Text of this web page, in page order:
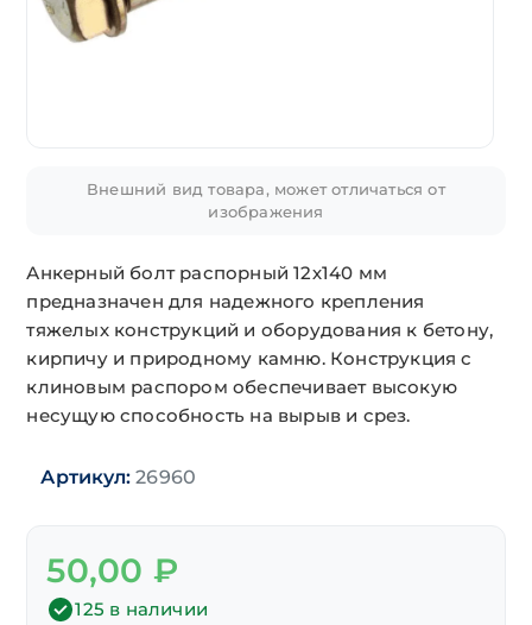
Внешний вид товара, может отличаться от
изображения
Анкерный болт распорный 12х140 мм
предназначен для надежного крепления
тяжелых конструкций и оборудования к бетону,
кирпичу и природному камню. Конструкция с
клиновым распором обеспечивает высокую
несущую способность на вырыв и срез.
Артикул: 26960
50,00 ₽
125 в наличии